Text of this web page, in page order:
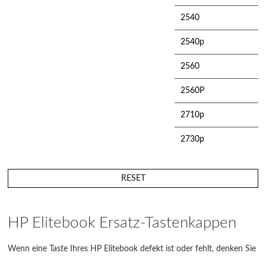
2540
2540p
2560
2560P
2710p
2730p
2740p
RESET
HP Elitebook Ersatz-Tastenkappen
Wenn eine Taste Ihres HP Elitebook defekt ist oder fehlt, denken Sie